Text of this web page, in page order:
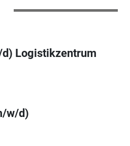
Logistikzentrum
w/d)